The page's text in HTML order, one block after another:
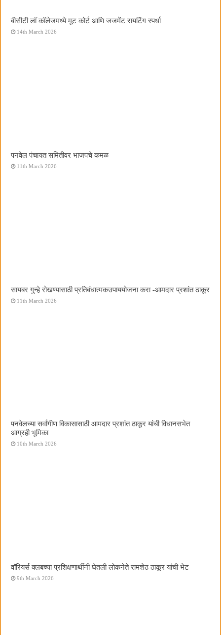
बीसीटी लॉ कॉलेजमध्ये मूट कोर्ट आणि जजमेंट रायटिंग स्पर्धा
14th March 2026
पनवेल पंचायत समितीवर भाजपचे कमळ
11th March 2026
सायबर गुन्हे रोखण्यासाठी प्रतिबंधात्मकउपाययोजना करा -आमदार प्रशांत ठाकूर
11th March 2026
पनवेलच्या सर्वांगीण विकासासाठी आमदार प्रशांत ठाकूर यांची विधानसभेत
आग्रही भूमिका
10th March 2026
वॉरियर्स क्लबच्या प्रशिक्षणार्थींनी घेतली लोकनेते रामशेठ ठाकूर यांची भेट
9th March 2026